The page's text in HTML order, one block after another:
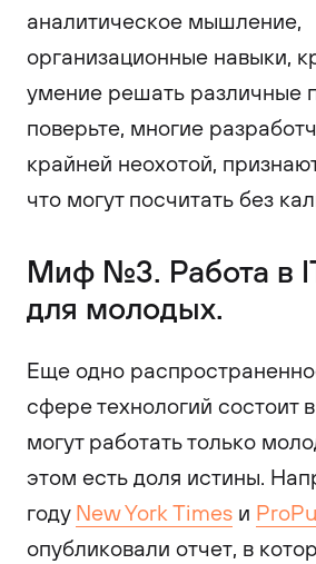
аналитическое мышление,
организационные навыки,
умение решать различные
поверьте, многие
крайней неохотой,
что могут посчитать без
Миф №3. Работа в
для молодых.
Еще одно
сфере технологий состоит
могут работать только
этом есть доля истины.
году New York Times и
опубликовали отчет, в